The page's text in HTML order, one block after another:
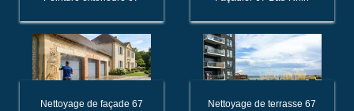
Nettoyage de façade 67 Nettoyage de terrasse 67